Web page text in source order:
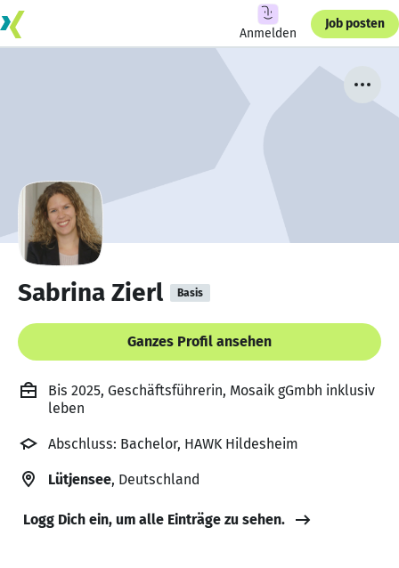
Anmelden
Job posten
Sabrina Zierl Basis
Ganzes Profil ansehen
Bis 2025, Geschäftsführerin, Mosaik gGmbh inklusiv
leben
Abschluss: Bachelor, HAWK Hildesheim
Lütjensee, Deutschland
Logg Dich ein, um alle Einträge zu sehen.